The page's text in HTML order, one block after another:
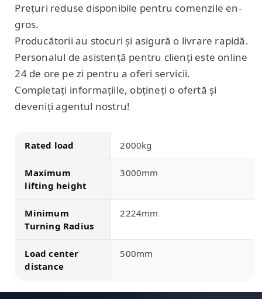
Prețuri reduse disponibile pentru comenzile en-
gros.
Producătorii au stocuri și asigură o livrare rapidă.
Personalul de asistență pentru clienți este online
24 de ore pe zi pentru a oferi servicii.
Completați informațiile, obțineți o ofertă și
deveniți agentul nostru!
Rated load 2000kg
Maximum
lifting height
3000mm
Minimum
Turning Radius
2224mm
Load center
distance
500mm